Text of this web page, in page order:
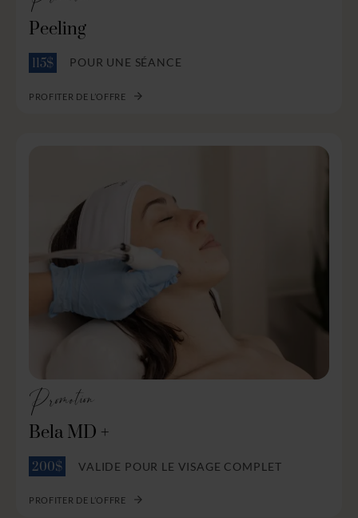
Peeling
115$ POUR UNE SÉANCE
PROFITER DE L’OFFRE
Promotion
Bela MD +
200$ VALIDE POUR LE VISAGE COMPLET
PROFITER DE L’OFFRE